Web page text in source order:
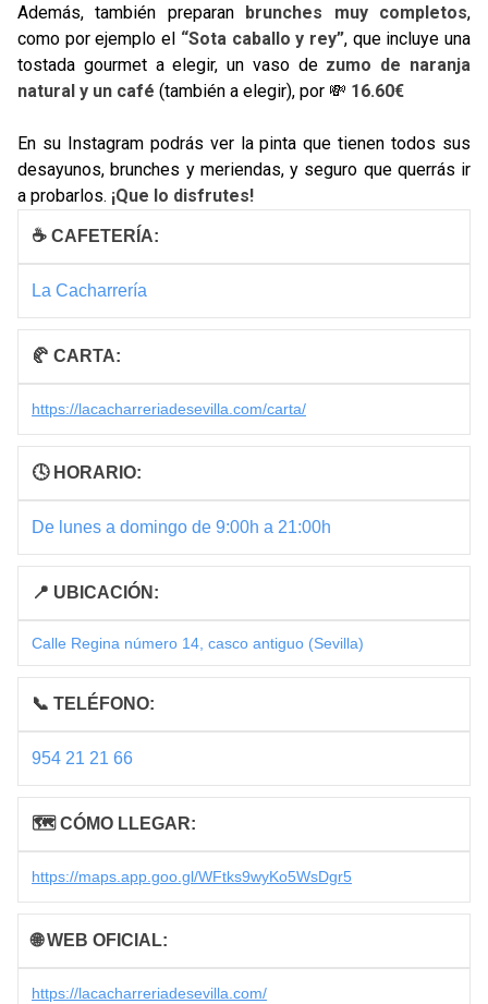
Además, también preparanbrunches muy completos,
como por ejemplo el “Sota caballo y rey”, que incluye una
tostada gourmet a elegir, un vaso de zumo de naranja
natural y un café (también a elegir), por 💸 16.60€
En su Instagram podrás ver la pinta que tienen todos sus
desayunos, brunches y meriendas, y seguro que querrás ir
a probarlos. ¡Que lo disfrutes!
☕ CAFETERÍA:
La Cacharrería
🥐 CARTA:
https://lacacharreriadesevilla.com/carta/
🕓 HORARIO:
De lunes a domingo de 9:00h a 21:00h
📍 UBICACIÓN:
Calle Regina número 14, casco antiguo (Sevilla)
📞 TELÉFONO:
954 21 21 66
🗺 CÓMO LLEGAR:
https://maps.app.goo.gl/WFtks9wyKo5WsDgr5
🌐 WEB OFICIAL:
https://lacacharreriadesevilla.com/